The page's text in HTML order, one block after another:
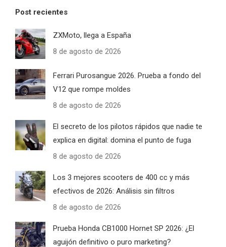
Post recientes
ZXMoto, llega a España
8 de agosto de 2026
Ferrari Purosangue 2026. Prueba a fondo del
V12 que rompe moldes
8 de agosto de 2026
El secreto de los pilotos rápidos que nadie te
explica en digital: domina el punto de fuga
8 de agosto de 2026
Los 3 mejores scooters de 400 cc y más
efectivos de 2026: Análisis sin filtros
8 de agosto de 2026
Prueba Honda CB1000 Hornet SP 2026: ¿El
aguijón definitivo o puro marketing?